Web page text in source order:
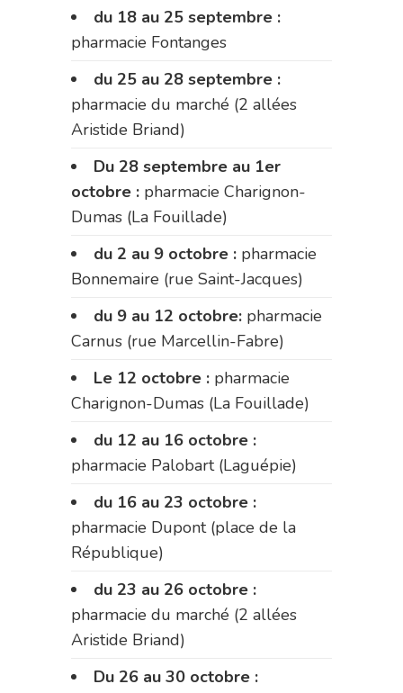
du 18 au 25 septembre :
pharmacie Fontanges
du 25 au 28 septembre :
pharmacie du marché (2 allées
Aristide Briand)
Du 28 septembre au 1er
octobre : pharmacie Charignon-
Dumas (La Fouillade)
du 2 au 9 octobre : pharmacie
Bonnemaire (rue Saint-Jacques)
du 9 au 12 octobre: pharmacie
Carnus (rue Marcellin-Fabre)
Le 12 octobre : pharmacie
Charignon-Dumas (La Fouillade)
du 12 au 16 octobre :
pharmacie Palobart (Laguépie)
du 16 au 23 octobre :
pharmacie Dupont (place de la
République)
du 23 au 26 octobre :
pharmacie du marché (2 allées
Aristide Briand)
Du 26 au 30 octobre :